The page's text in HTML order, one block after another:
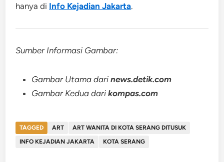
hanya di Info Kejadian Jakarta.
Sumber Informasi Gambar:
Gambar Utama darinews.detik.com
Gambar Kedua darikompas.com
TAGGED ART
ART WANITA DI KOTA SERANG DITUSUK
INFO KEJADIAN JAKARTA
KOTA SERANG